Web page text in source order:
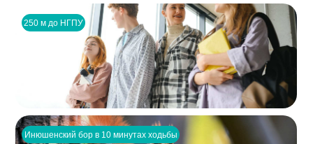
Инюшенский бор в 10 минутах ходьбы
250 м до НГПУ